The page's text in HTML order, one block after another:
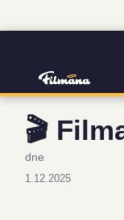
🎬
dne
1.12.2025